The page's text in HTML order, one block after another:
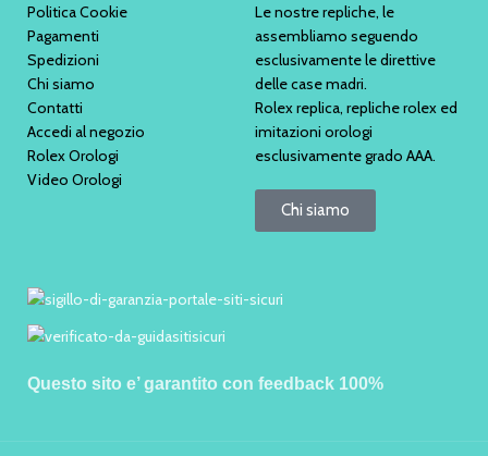
Politica Cookie
Pagamenti
Spedizioni
Chi siamo
Contatti
Accedi al negozio
Rolex Orologi
Video Orologi
Le nostre repliche, le
assembliamo seguendo
esclusivamente le direttive
delle case madri.
Rolex replica, repliche rolex ed
imitazioni orologi
esclusivamente grado AAA.
Chi siamo
Questo sito e’ garantito con feedback 100%